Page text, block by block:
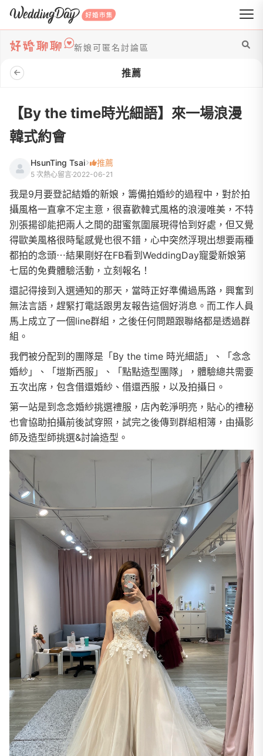
WeddingDay 好婚市集
新娘可匿名討論區
推薦
【By the time時光細語】來一場浪漫
韓式約會
HsunTing Tsai 推薦
5 次熱心留言 2022-06-21
我是9月要登記結婚的新娘，籌備拍婚紗的過程中，對於拍
攝風格一直拿不定主意，很喜歡韓式風格的浪漫唯美，不特
別張揚卻能把兩人之間的甜蜜氛圍展現得恰到好處，但又覺
得歐美風格很時髦感覺也很不錯，心中突然浮現出想要兩種
都拍的念頭⋯結果剛好在FB看到WeddingDay寵愛新娘第
七屆的免費體驗活動，立刻報名！
還記得接到入選通知的那天，當時正好準備過馬路，興奮到
無法言語，趕緊打電話跟男友報告這個好消息。而工作人員
馬上成立了一個line群組，之後任何問題跟聯絡都是透過群
組。
我們被分配到的團隊是「By the time 時光細語」、「念念
婚紗」、「塏斯西服」、「點點造型團隊」，體驗總共需要
五次出席，包含借還婚紗、借還西服，以及拍攝日。
第一站是到念念婚紗挑選禮服，店內乾淨明亮，貼心的禮秘
也會協助拍攝前後試穿照，試完之後傳到群組相簿，由攝影
師及造型師挑選&討論造型。